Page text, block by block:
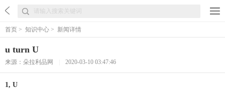
首页 > 知识中心 > 新闻详情
u turn U
来源：朵拉利品网 2020-03-10 03:47:46
1, U